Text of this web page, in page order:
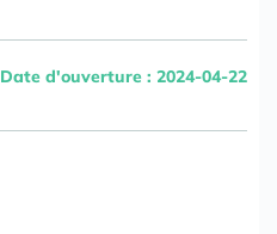
Date d'ouverture : 2024-04-22